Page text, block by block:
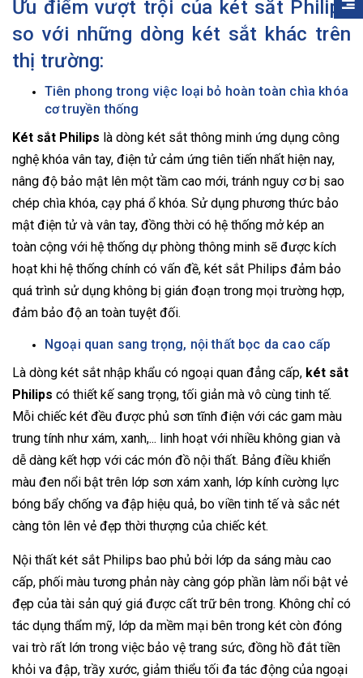
Ưu điểm vượt trội của két sắt Philips
so với những dòng két sắt khác trên
thị trường:
Tiên phong trong việc loại bỏ hoàn toàn chìa khóa
cơ truyền thống
Két sắt Philips là dòng két sắt thông minh ứng dụng công
nghệ khóa vân tay, điện tử cảm ứng tiên tiến nhất hiện nay,
nâng độ bảo mật lên một tầm cao mới, tránh nguy cơ bị sao
chép chìa khóa, cạy phá ổ khóa. Sử dụng phương thức bảo
mật điện tử và vân tay, đồng thời có hệ thống mở kép an
toàn cộng với hệ thống dự phòng thông minh sẽ được kích
hoạt khi hệ thống chính có vấn đề, két sắt Philips đảm bảo
quá trình sử dụng không bị gián đoạn trong mọi trường hợp,
đảm bảo độ an toàn tuyệt đối.
Ngoại quan sang trọng, nội thất bọc da cao cấp
Là dòng két sắt nhập khẩu có ngoại quan đẳng cấp, két sắt
Philips có thiết kế sang trọng, tối giản mà vô cùng tinh tế.
Mỗi chiếc két đều được phủ sơn tĩnh điện với các gam màu
trung tính như xám, xanh,... linh hoạt với nhiều không gian và
dễ dàng kết hợp với các món đồ nội thất. Bảng điều khiển
màu đen nổi bật trên lớp sơn xám xanh, lớp kính cường lực
bóng bẩy chống va đập hiệu quả, bo viền tinh tế và sắc nét
càng tôn lên vẻ đẹp thời thượng của chiếc két.
Nội thất két sắt Philips bao phủ bởi lớp da sáng màu cao
cấp, phối màu tương phản này càng góp phần làm nổi bật vẻ
đẹp của tài sản quý giá được cất trữ bên trong. Không chỉ có
tác dụng thẩm mỹ, lớp da mềm mại bên trong két còn đóng
vai trò rất lớn trong việc bảo vệ trang sức, đồng hồ đắt tiền
khỏi va đập, trầy xước, giảm thiểu tối đa tác động của ngoại